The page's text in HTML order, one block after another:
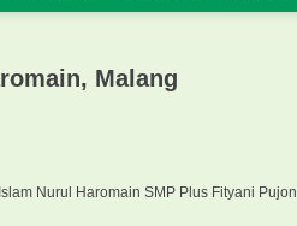
Malang
Nurul Haromain SMP Plus Fityani